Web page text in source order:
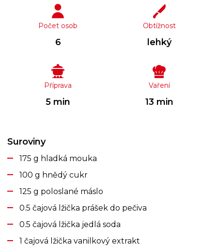
Počet osob
6
Obtížnost
lehký
Příprava
5 min
Vaření
13 min
Suroviny
175 g hladká mouka
100 g hnědý cukr
125 g poloslané máslo
0.5 čajová lžička prášek do pečiva
0.5 čajová lžička jedlá soda
1 čajová lžička vanilkový extrakt